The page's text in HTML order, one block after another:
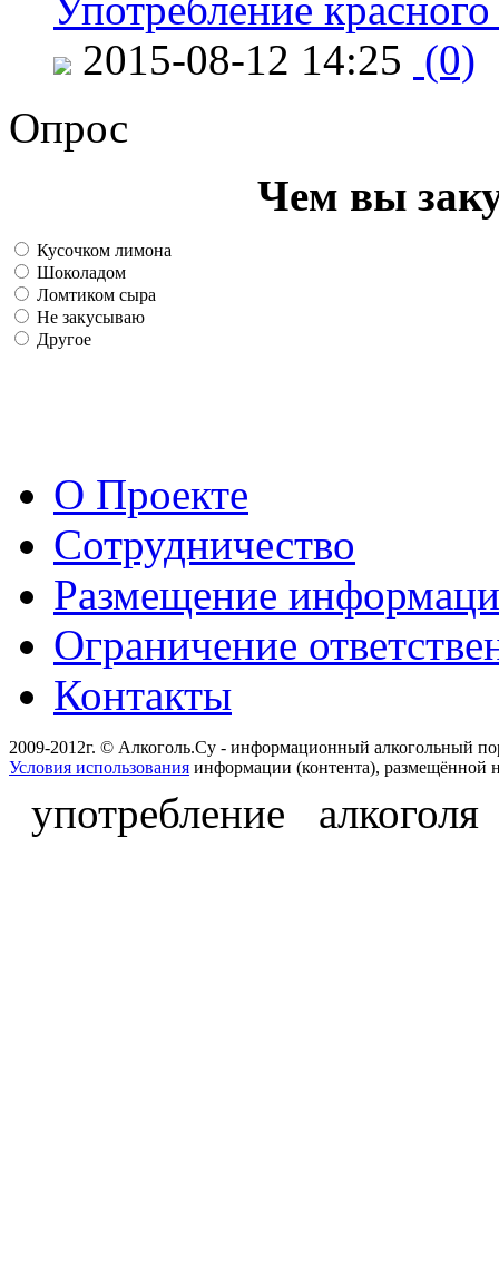
2015-08-12 14:25 (0)
Опрос
Чем вы
Кусочком лимона
Шоколадом
Ломтиком сыра
Не закусываю
Другое
О Проекте
Сотрудничество
Размещение
Ограничение
Контакты
2009-2012г. © Алкоголь.Су - информационный алкогольный
Условия использования информации (контента), размещённой
употребление